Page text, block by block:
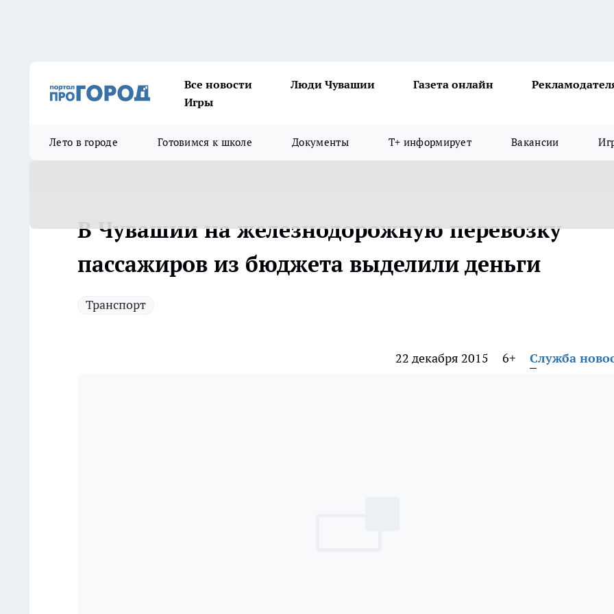
Все новости Люди Чувашии Газета онлайн
Игры
Лето в городе Готовимся к школе Документы Т+ информирует Вакансии
В Чувашии на железнодорожную перевозку
пассажиров из бюджета выделили деньги
Транспорт
22 декабря 2015 6+ Служба